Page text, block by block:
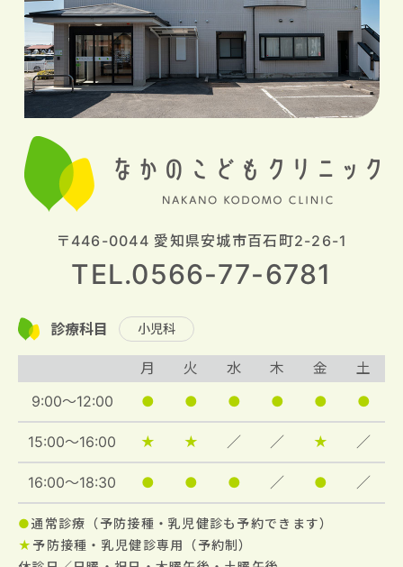
〒446-0044 愛知県安城市百石町2-26-1
TEL.0566-77-6781
診療科目 小児科
月 火 水 木 金
土
9:00～12:00
● ● ● ● ● ●
15:00～16:00 ★ ★ ／ ／ ★ ／
16:00～18:30 ● ● ● ／ ● ／
●通常診療（予防接種・乳児健診も予約できます）
★ 予防接種・乳児健診専用（予約制）